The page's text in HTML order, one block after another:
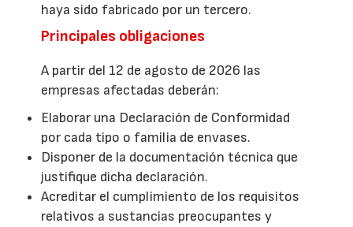
haya sido fabricado por un tercero.
Principales obligaciones
A partir del 12 de agosto de 2026 las
empresas afectadas deberán:
Elaborar una Declaración de Conformidad
por cada tipo o familia de envases.
Disponer de la documentación técnica que
justifique dicha declaración.
Acreditar el cumplimiento de los requisitos
relativos a sustancias preocupantes y